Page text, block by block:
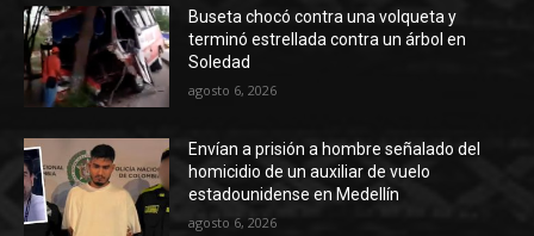
Buseta chocó contra una volqueta y
terminó estrellada contra un árbol en
Soledad
agosto 6, 2026
Envían a prisión a hombre señalado del
homicidio de un auxiliar de vuelo
estadounidense en Medellín
agosto 6, 2026